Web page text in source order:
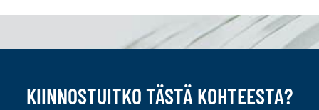
KIINNOSTUITKO TÄSTÄ KOHTEESTA?